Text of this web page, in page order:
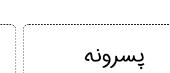
پسرونه